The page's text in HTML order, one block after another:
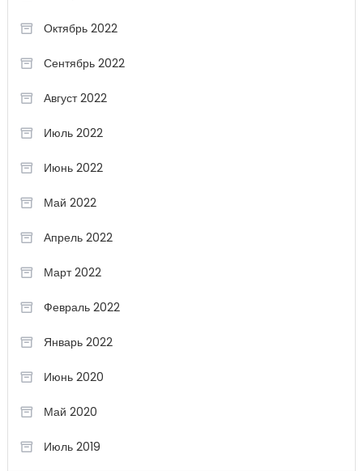
Октябрь 2022
Сентябрь 2022
Август 2022
Июль 2022
Июнь 2022
Май 2022
Апрель 2022
Март 2022
Февраль 2022
Январь 2022
Июнь 2020
Май 2020
Июль 2019